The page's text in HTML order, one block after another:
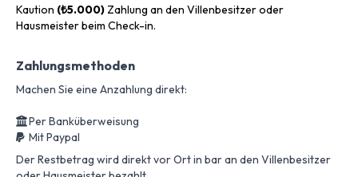
Kaution (₺5.000) Zahlung an den Villenbesitzer oder
Hausmeister beim Check-in.
Zahlungsmethoden
Machen Sie eine Anzahlung direkt:
Per Banküberweisung
Mit Paypal
Der Restbetrag wird direkt vor Ort in bar an den Villenbesitzer